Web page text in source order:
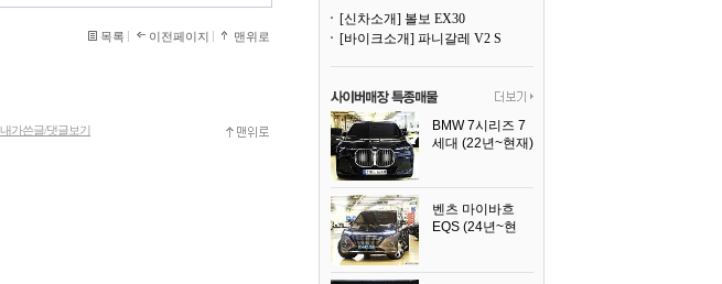
목록 이전페이지 맨위로
내가쓴글/댓글보기
[신차소개] 볼보 EX30
[바이크소개] 파니갈레 V2 S
BMW 7시리즈 7
세대 (22년~현재)
벤츠 마이바흐
EQS (24년~현